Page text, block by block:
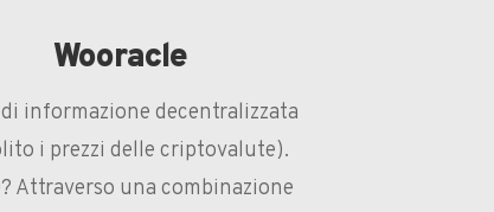
Wooracle
informazione decentralizzata
i prezzi delle criptovalute).
Attraverso una combinazione